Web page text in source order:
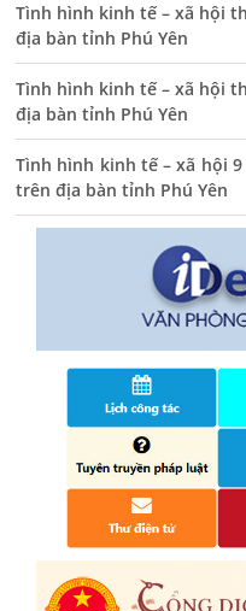
Thông báo lịch tiếp công
tịch UBND xã tháng 11/2025
01/11/2025
THÔNG BÁO Niêm yết
trực tuyến toàn trình
tin giải quyết thủ tục
Yên
14/10/2024
Tình hình kinh tế – xã hội
địa bàn tỉnh Phú Yên
Tình hình kinh tế – xã hội
địa bàn tỉnh Phú Yên
Tình hình kinh tế – xã hội
trên địa bàn tỉnh Phú Yên